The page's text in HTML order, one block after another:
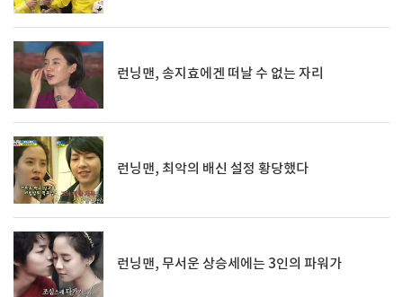
런닝맨, 송지효에겐 떠날 수 없는 자리
런닝맨, 최악의 배신 설정 황당했다
런닝맨, 무서운 상승세에는 3인의 파워가